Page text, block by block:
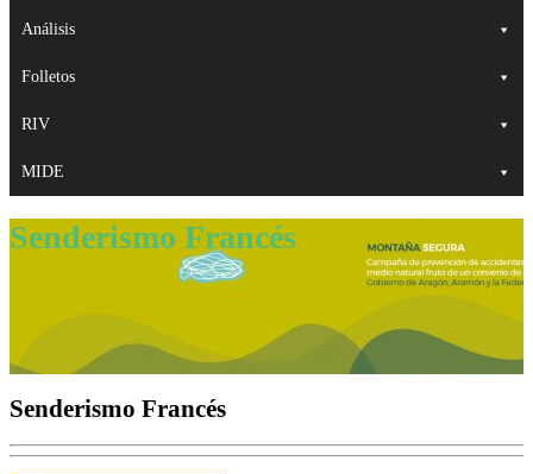
Análisis
Folletos
RIV
MIDE
Senderismo Francés
Senderismo Francés